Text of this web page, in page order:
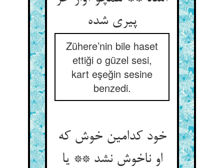
پیری شده‌‌
Zühere’nin bile haset
ettiği o güzel sesi,
kart eşeğin sesine
benzedi.
خود کدامین خوش که
او ناخوش نشد ** یا